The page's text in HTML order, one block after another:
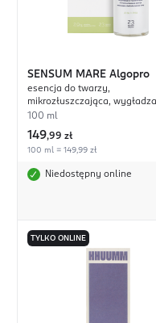
SENSUM MARE Algopro
esencja do twarzy,
mikrozłuszczająca,
rozświetlająca
100 ml
149,99 zł
100 ml = 149,99 zł
Niedostępny online
TYLKO ONLINE